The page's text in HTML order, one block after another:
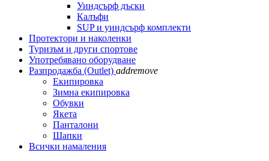
Уиндсърф дъски
Калъфи
SUP и уиндсърф комплекти
Протектори и наколенки
Туризъм и други спортове
Употребявано оборудване
Разпродажба (Outlet) addremove
Екипировка
Зимна екипировка
Обувки
Якета
Панталони
Шапки
Всички намаления